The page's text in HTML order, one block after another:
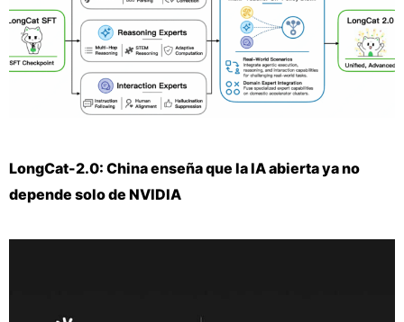
LongCat-2.0: China enseña que la IA abierta ya no
depende solo de NVIDIA